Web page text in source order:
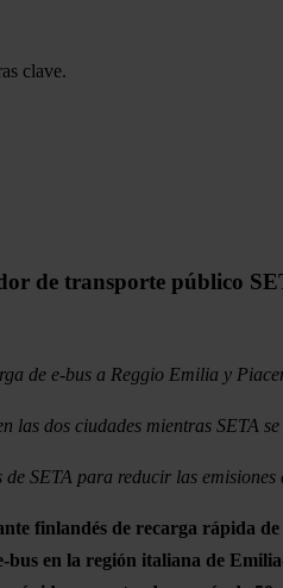
clave.
de transporte público
de e-bus a Reggio Emilia y
dos ciudades mientras SETA
SETA para reducir las emisiones
de recarga rápida
en la región italiana de